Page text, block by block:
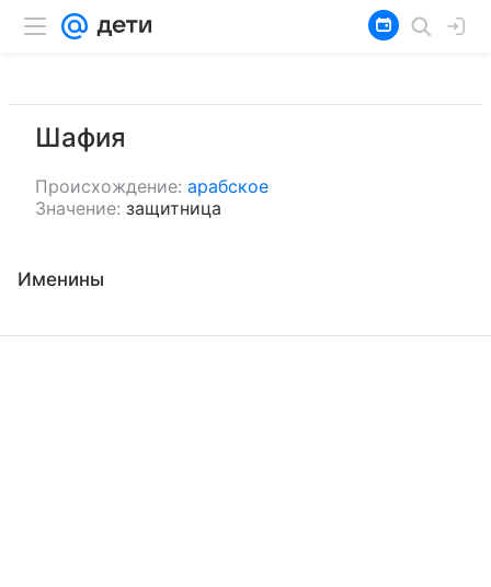
Шафия
Происхождение: арабское
Значение: защитница
Именины